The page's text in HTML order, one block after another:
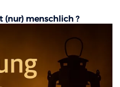
(nur) menschlich ?